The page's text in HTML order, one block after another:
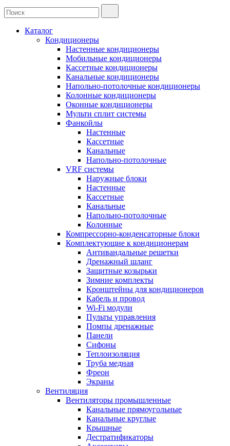
Каталог
Кондиционеры
Настенные кондиционеры
Мобильные кондиционеры
Кассетные кондиционеры
Канальные кондиционеры
Напольно-потолочные кондиционеры
Колонные кондиционеры
Оконные кондиционеры
Мульти сплит системы
Фанкойлы
Настенные
Кассетные
Канальные
Напольно-потолочные
VRF системы
Наружные блоки
Настенные
Кассетные
Канальные
Напольно-потолочные
Колонные
Компрессорно-конденсаторные блоки
Комплектующие к кондиционерам
Антивандальные решетки
Дренажный шланг
Защитные козырьки
Зимние комплекты
Кронштейны для кондиционеров
Кабель и провод
Wi-Fi модули
Пульты управления
Помпы дренажные
Панели
Сифоны
Теплоизоляция
Труба медная
Фреон
Экраны
Вентиляция
Вентиляторы промышленные
Канальные прямоугольные
Канальные круглые
Крышные
Дестратификаторы